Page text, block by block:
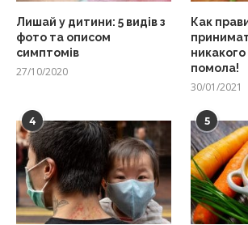
Лишай у дитини: 5 видів з
фото та описом
симптомів
27/10/2020
Как
помола!
30/01/2021
4 5